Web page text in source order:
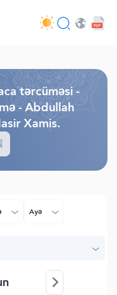
tərcüməsi -
- Abdullah
Xamis.
Ayə